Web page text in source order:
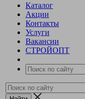
Каталог
Акции
Контакты
Услуги
Вакансии
СТРОЙОПТ